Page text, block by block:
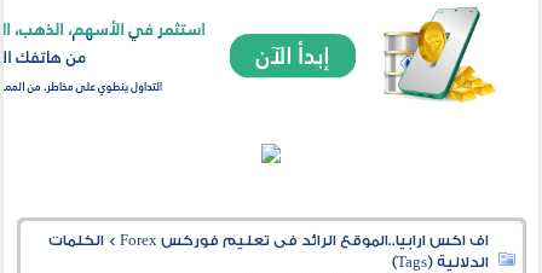
اف اكس ارابيا..الموقع الرائد فى تعليم فوركس Forex >الكلمات
الدلالية (Tags)